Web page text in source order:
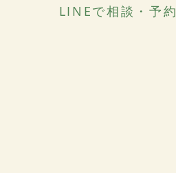
LINEで相談・予約